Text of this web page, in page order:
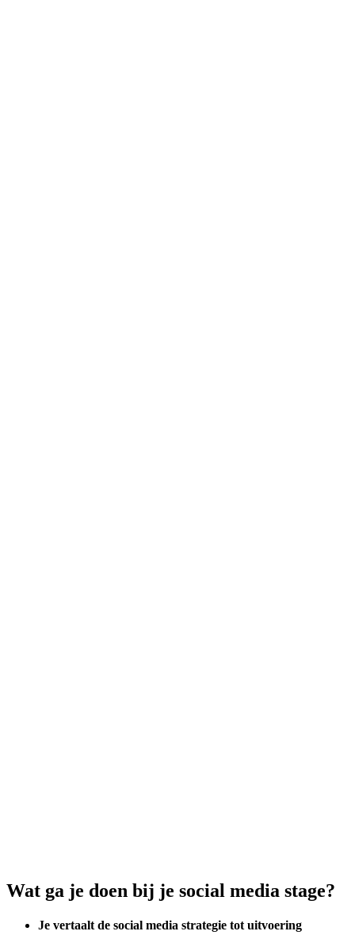
Wat ga je doen bij je social media stage?
Je vertaalt de social media strategie tot uitvoering